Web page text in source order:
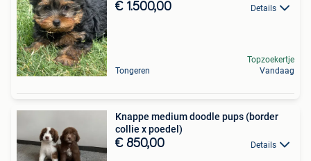
€ 1.500,00 Details
Tongeren
Topzoekertje
Vandaag
Knappe medium doodle pups (border
collie x poedel)
€ 850,00 Details